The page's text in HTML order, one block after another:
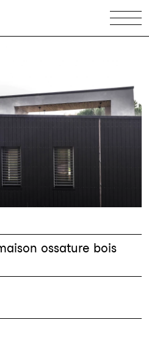
Maisons
ossature bois
- Construction
HT